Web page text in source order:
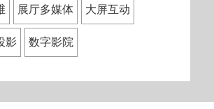
展厅多媒体 大屏互动
影 数字影院